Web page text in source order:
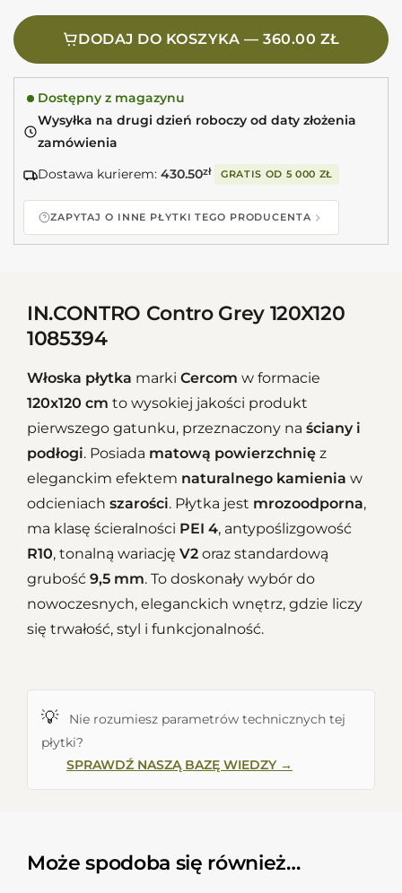
DODAJ DO KOSZYKA — 360.00 ZŁ
Dostępny z magazynu
Wysyłka na drugi dzień roboczy od daty złożenia
zamówienia
Dostawa kurierem: 430.50zł GRATIS OD 5 000 ZŁ
ZAPYTAJ O INNE PŁYTKI TEGO PRODUCENTA
IN.CONTRO Contro Grey 120X120
1085394
Włoska płytka marki Cercom w formacie
120x120 cm to wysokiej jakości produkt
pierwszego gatunku, przeznaczony na ściany i
podłogi. Posiada matową powierzchnię z
eleganckim efektem naturalnego kamienia w
odcieniach szarości. Płytka jest mrozoodporna,
ma klasę ścieralności PEI 4, antypoślizgowość
R10, tonalną wariację V2 oraz standardową
grubość 9,5 mm. To doskonały wybór do
nowoczesnych, eleganckich wnętrz, gdzie liczy
się trwałość, styl i funkcjonalność.
💡
Nie rozumiesz parametrów technicznych tej
płytki?
SPRAWDŹ NASZĄ BAZĘ WIEDZY →
Może spodoba się również…